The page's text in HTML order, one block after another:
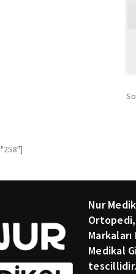
Nur
Medikal
tescillidir.